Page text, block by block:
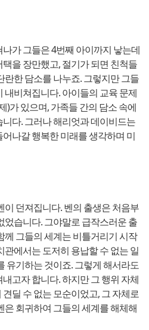
가 그들은 4번째 아이까지 낳는데
을 장만했고, 절기가 되면 친척들
란한 담소를 나누죠. 그렇지만 그들
내비쳐집니다. 아이들의 교육 문제
)가 있으며, 가족들 간의 담소 속에
다. 그러나 해리엇과 데이비드는
나갈 행복한 미래를 생각하며 미
던져집니다. 벤의 출생은 처음부
었습니다. 그야말로 급작스러운 출
께 그들의 세계는 비틀거리기 시작
에서는 도저히 용납할 수 없는 일
유기하는 것이죠. 그렇게 해서라도
고자 합니다. 하지만 그 행위 자체
딜 수 없는 모순이었고, 그 자체로
은 회귀하여 그들의 세계를 해체해